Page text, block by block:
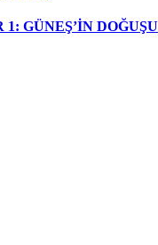
GÜNEŞ’İN DOĞUŞU